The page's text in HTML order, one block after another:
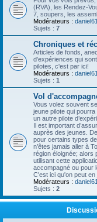
(RVA), les Rendez-
7, soupers, les
Modérateurs : daniel61
Sujets : 7
Chroniques et
Articles de fonds,
d'expériences qui
pilotes, c'est par ici!
Modérateurs : daniel61
Sujets : 1
Vol
Vous volez souvent
jeune pilote qui
un autre pilote
Il est important
auprès des jeunes.
pour certains types
n’êtes jamais aller à
région éloignée; alors
utilisant cette
accompagné ou pour
C'est ici qu'on peut en
Modérateurs : daniel61
Sujets : 2